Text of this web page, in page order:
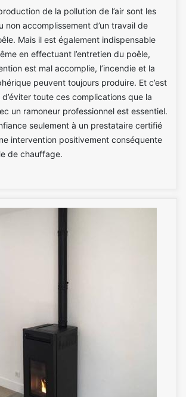
de la pollution de l’air sont les
non accomplissement d’un travail de
Mais il est également indispensable
en effectuant l’entretien du poêle,
est mal accomplie, l’incendie et la
peuvent toujours produire. Et c’est
toute ces complications que la
un ramoneur professionnel est essentiel.
seulement à un prestataire certifié
intervention positivement conséquente
de chauffage.